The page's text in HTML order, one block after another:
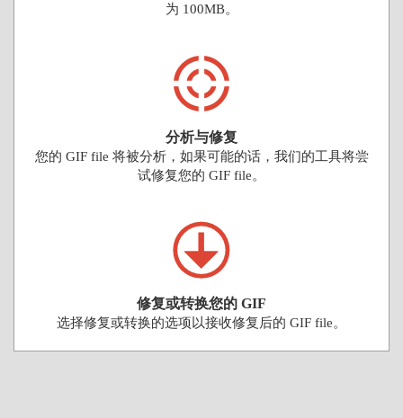
为 100MB。
分析与修复
您的 GIF file 将被分析，如果可能的话，我们的工具将尝
试修复您的 GIF file。
修复或转换您的 GIF
选择修复或转换的选项以接收修复后的 GIF file。